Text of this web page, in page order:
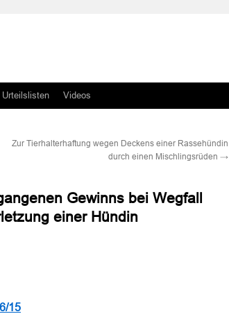
Urteilslisten Videos
Zur Tierhalterhaftung wegen Deckens einer Rassehündin
durch einen Mischlingsrüden →
Gewinns bei Wegfall
einer Hündin
15